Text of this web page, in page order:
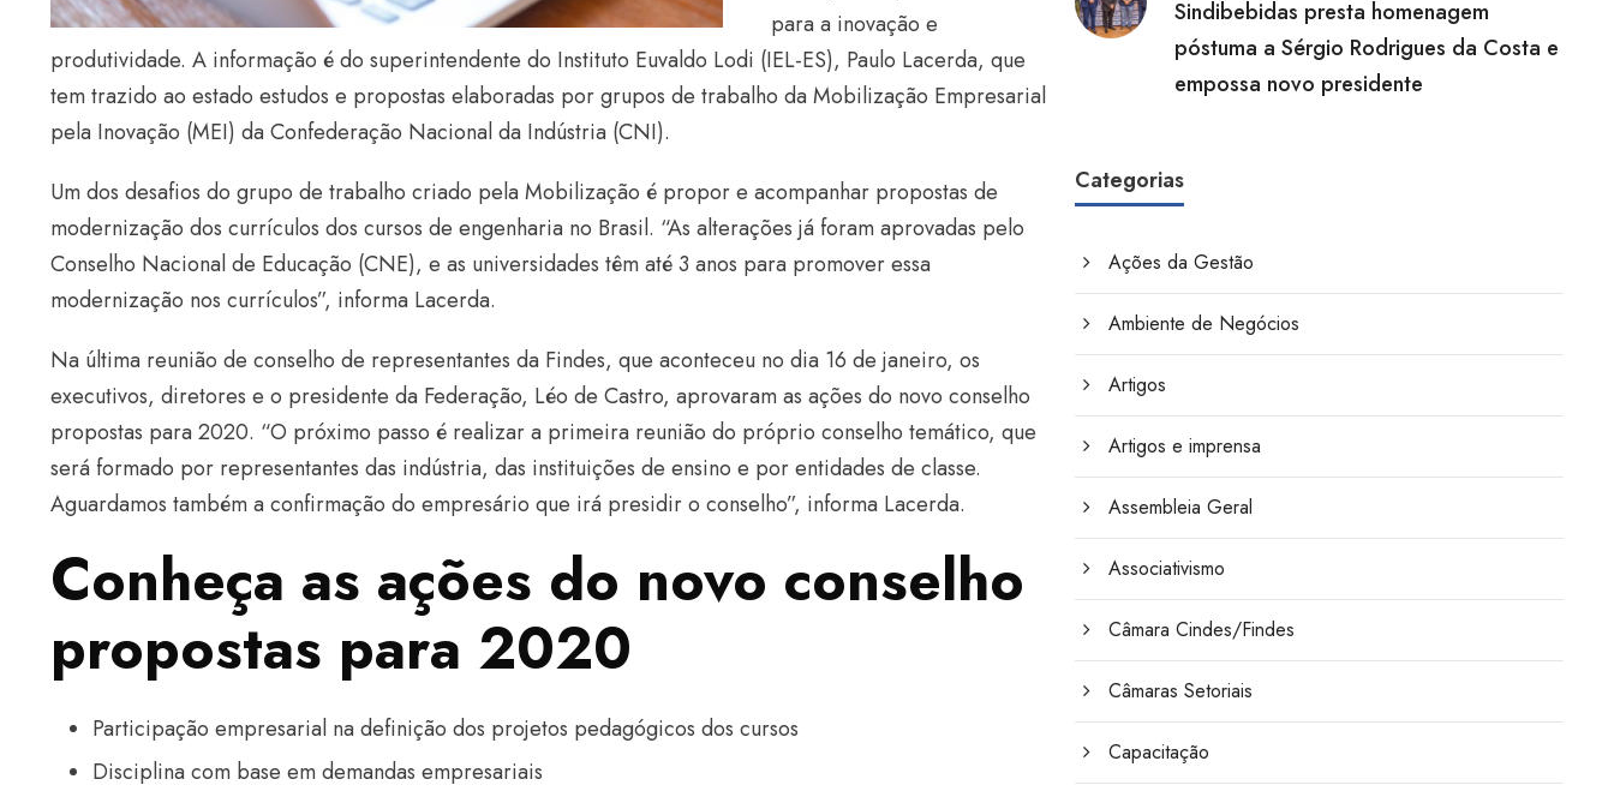
para a inovação e
produtividade. A informação é do superintendente do Instituto Euvaldo Lodi (IEL-ES), Paulo Lacerda, que
tem trazido ao estado estudos e propostas elaboradas por grupos de trabalho da Mobilização Empresarial
pela Inovação (MEI) da Confederação Nacional da Indústria (CNI).
Um dos desafios do grupo de trabalho criado pela Mobilização é propor e acompanhar propostas de
modernização dos currículos dos cursos de engenharia no Brasil. “As alterações já foram aprovadas pelo
Conselho Nacional de Educação (CNE), e as universidades têm até 3 anos para promover essa
modernização nos currículos”, informa Lacerda.
Na última reunião de conselho de representantes da Findes, que aconteceu no dia 16 de janeiro, os
executivos, diretores e o presidente da Federação, Léo de Castro, aprovaram as ações do novo conselho
propostas para 2020. “O próximo passo é realizar a primeira reunião do próprio conselho temático, que
será formado por representantes das indústria, das instituições de ensino e por entidades de classe.
Aguardamos também a confirmação do empresário que irá presidir o conselho”, informa Lacerda.
Conheça as ações do novo conselho
propostas para 2020
Participação empresarial na definição dos projetos pedagógicos dos cursos
Disciplina com base em demandas empresariais
Sindibebidas presta homenagem
póstuma a Sérgio Rodrigues da Costa e
empossa novo presidente
Categorias
Ações da Gestão
Ambiente de Negócios
Artigos
Artigos e imprensa
Assembleia Geral
Associativismo
Câmara Cindes/Findes
Câmaras Setoriais
Capacitação